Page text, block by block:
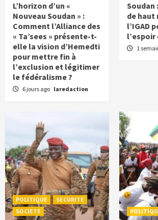
L’horizon d’un «
Nouveau Soudan » :
Comment l’Alliance des
« Ta’sees » présente-t-
elle la vision d’Hemedti
pour mettre fin à
l’exclusion et légitimer
le fédéralisme ?
6 jours ago laredaction
Soudan
de haut
l’IGAD
l’espoir
1
POLITIQUE
SECURITE
SOCIETE